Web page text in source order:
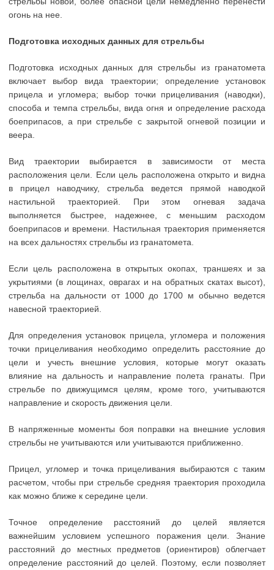
огонь на нее.
Подготовка исходных данных для стрельбы
Подготовка исходных данных для стрельбы из гранатомета
включает выбор вида траектории; определение установок
прицела и угломера; выбор точки прицеливания (наводки),
способа и темпа стрельбы, вида огня и определение расхода
боеприпасов, а при стрельбе с закрытой огневой позиции и
веера.
Вид траектории выбирается в зависимости от места
расположения цели. Если цель расположена открыто и видна
в прицел наводчику, стрельба ведется прямой наводкой
настильной траекторией. При этом огневая задача
выполняется быстрее, надежнее, с меньшим расходом
боеприпасов и времени. Настильная траектория применяется
на всех дальностях стрельбы из гранатомета.
Если цель расположена в открытых окопах, траншеях и за
укрытиями (в лощинах, оврагах и на обратных скатах высот),
стрельба на дальности от 1000 до 1700 м обычно ведется
навесной траекторией.
Для определения установок прицела, угломера и положения
точки прицеливания необходимо определить расстояние до
цели и учесть внешние условия, которые могут оказать
влияние на дальность и направление полета гранаты. При
стрельбе по движущимся целям, кроме того, учитываются
направление и скорость движения цели.
В напряженные моменты боя поправки на внешние условия
стрельбы не учитываются или учитываются приближенно.
Прицел, угломер и точка прицеливания выбираются с таким
расчетом, чтобы при стрельбе средняя траектория проходила
как можно ближе к середине цели.
Точное определение расстояний до целей является
важнейшим условием успешного поражения цели. Знание
расстояний до местных предметов (ориентиров) облегчает
определение расстояний до целей. Поэтому, если позволяет